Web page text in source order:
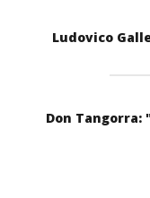
Ludovico
Don Tangorra: